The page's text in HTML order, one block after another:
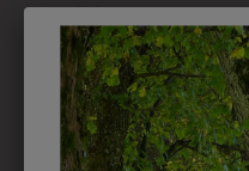
möglich.
DRUCK
Perfekt für große Logos
kostet jede Farbe extra